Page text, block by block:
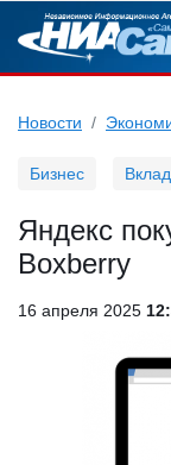
Новости
Бизнес
Яндекс
Boxberry
16 апреля 2025